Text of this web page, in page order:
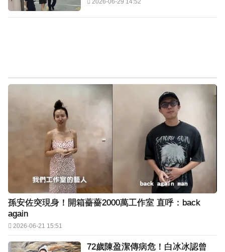
2026-06-29 14:52
孫安佐突現身！開箱薔薔2000萬工作室 直呼：back
again
2026-06-21 15:51
72歲陳盈潔傳病危！白冰冰認曾